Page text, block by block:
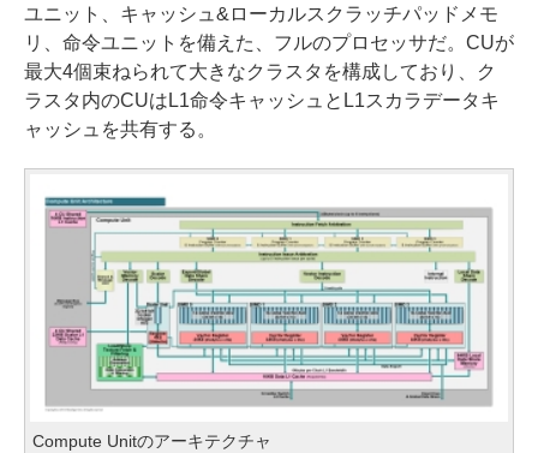
ユニット、キャッシュ&ローカルスクラッチパッドメモ
リ、命令ユニットを備えた、フルのプロセッサだ。CUが
最大4個束ねられて大きなクラスタを構成しており、ク
ラスタ内のCUはL1命令キャッシュとL1スカラデータキ
ャッシュを共有する。
Compute Unitのアーキテクチャ